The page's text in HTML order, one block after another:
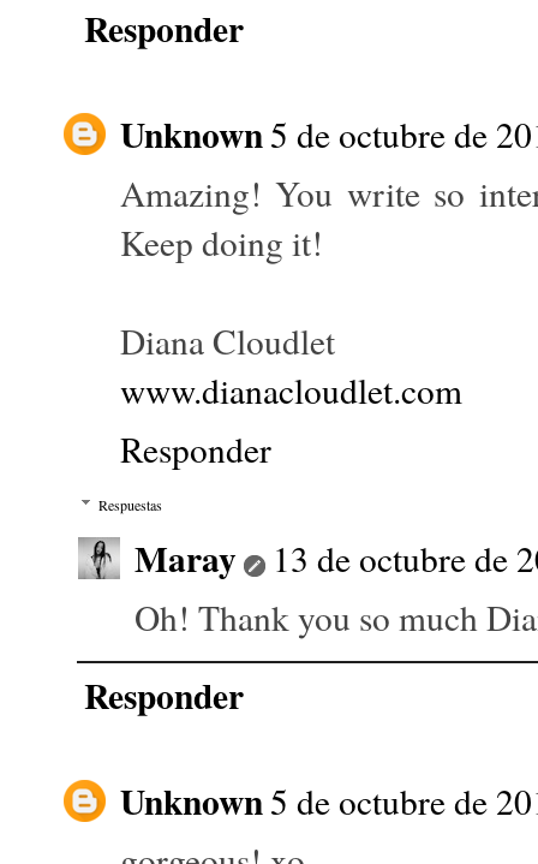
Responder
Unknown5 de octubre de
Amazing! You write so
Keep doing it!
Diana Cloudlet
www.dianacloudlet.com
Responder
Respuestas
Maray
13 de octubre de
Oh! Thank you so much
Responder
Unknown5 de octubre de